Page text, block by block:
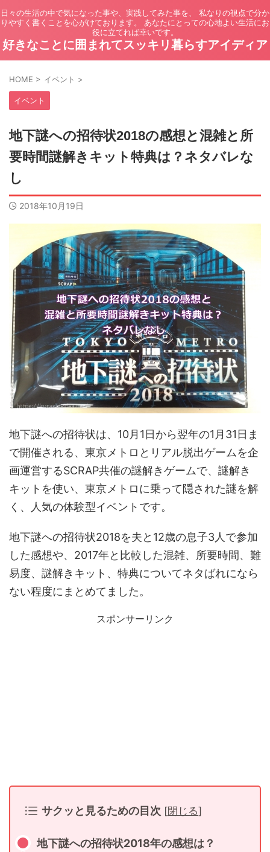
日々の生活の中で気になった事や、実践してみた事を、 私なりの視点で分か
りやすく書くことを心がけております。 あなたにとっての心地よい生活にお
役に立てれば幸いです。
好きなことに囲まれてスッキリ暮らすアイディア
HOME > イベント >
イベント
地下謎への招待状2018の感想と混雑と所
要時間謎解きキット特典は？ネタバレな
し
2018年10月19日
地下謎への招待状は、10月1日から翌年の1月31日ま
で開催される、東京メトロとリアル脱出ゲームを企
画運営するSCRAP共催の謎解きゲームで、謎解き
キットを使い、東京メトロに乗って隠された謎を解
く、人気の体験型イベントです。
地下謎への招待状2018を夫と12歳の息子3人で参加
した感想や、2017年と比較した混雑、所要時間、難
易度、謎解きキット、特典についてネタばれになら
ない程度にまとめてました。
スポンサーリンク
サクッと見るための目次 [閉じる]
地下謎への招待状2018年の感想は？